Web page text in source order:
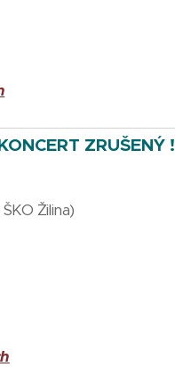
ZRUŠENÝ !
Žilina)